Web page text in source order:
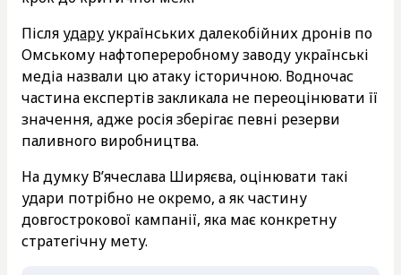
Після удару українських далекобійних дронів по
Омському нафтопереробному заводу українські
медіа назвали цю атаку історичною. Водночас
частина експертів закликала не переоцінювати її
значення, адже росія зберігає певні резерви
паливного виробництва.
На думку В’ячеслава Ширяєва, оцінювати такі
удари потрібно не окремо, а як частину
довгострокової кампанії, яка має конкретну
стратегічну мету.